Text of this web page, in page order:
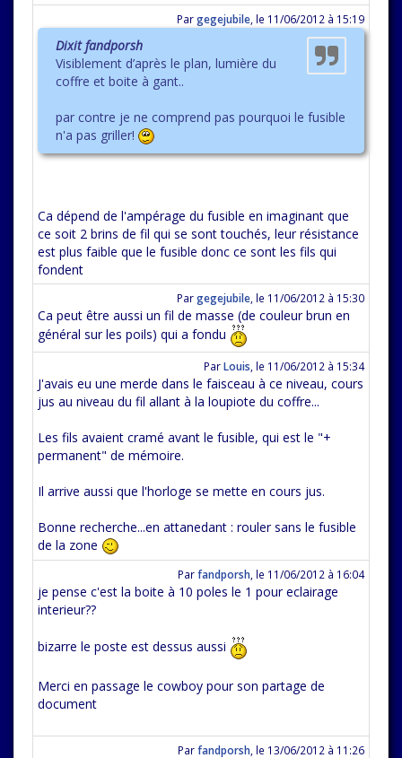
Pargegejubile le 11/06/2012 à 15:19
Dixit fandporsh
Visiblement d’après le plan, lumière du
coffre et boite à gant..
par contre je ne comprend pas pourquoi le fusible
n'a pas griller!
Ca dépend de l'ampérage du fusible en imaginant que
ce soit 2 brins de fil qui se sont touchés, leur résistance
est plus faible que le fusible donc ce sont les fils qui
fondent
Pargegejubile le 11/06/2012 à 15:30
Ca peut être aussi un fil de masse (de couleur brun en
général sur les poils) qui a fondu
ParLouis le 11/06/2012 à 15:34
J'avais eu une merde dans le faisceau à ce niveau, cours
jus au niveau du fil allant à la loupiote du coffre...
Les fils avaient cramé avant le fusible, qui est le "+
permanent" de mémoire.
Il arrive aussi que l'horloge se mette en cours jus.
Bonne recherche...en attanedant : rouler sans le fusible
de la zone
Parfandporsh le 11/06/2012 à 16:04
je pense c'est la boite à 10 poles le 1 pour eclairage
interieur??
bizarre le poste est dessus aussi
Merci en passage le cowboy pour son partage de
document
Parfandporsh le 13/06/2012 à 11:26